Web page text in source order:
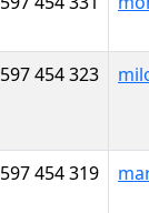
597 454 323
597 454 319